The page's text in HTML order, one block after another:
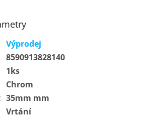
Výprodej
8590913828140
1ks
Chrom
: 35mm mm
Vrtání